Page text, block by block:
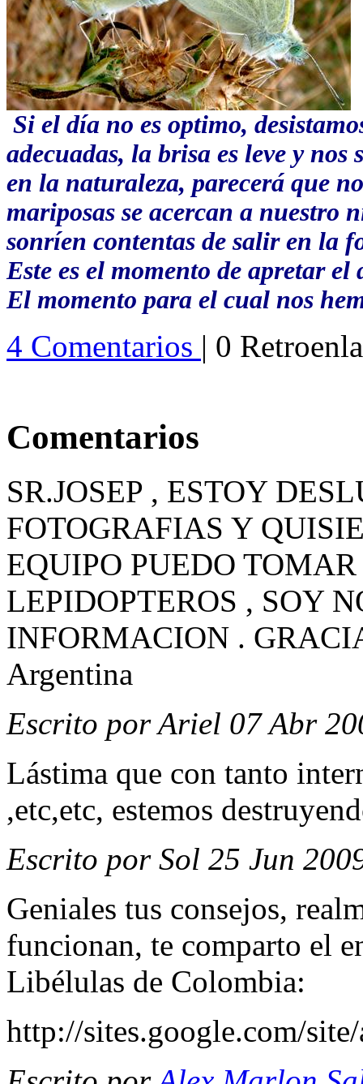
Si el día no es optimo,
adecuadas, la brisa es leve y
en la naturaleza, parecerá que
mariposas se acercan a nuestro
sonríen contentas de salir en la
Este es el momento de apretar
El momento para el cual nos
4 Comentarios | 0
Comentarios
SR.JOSEP , ESTOY
FOTOGRAFIAS Y
EQUIPO PUEDO
LEPIDOPTEROS , SOY
INFORMACION .
Argentina
Escrito por Ariel 07 Abr
Lástima que con tanto
,etc,etc, estemos
Escrito por Sol 25 Jun
Geniales tus consejos,
funcionan, te comparto el
Libélulas de Colombia:
http://sites.google.com/